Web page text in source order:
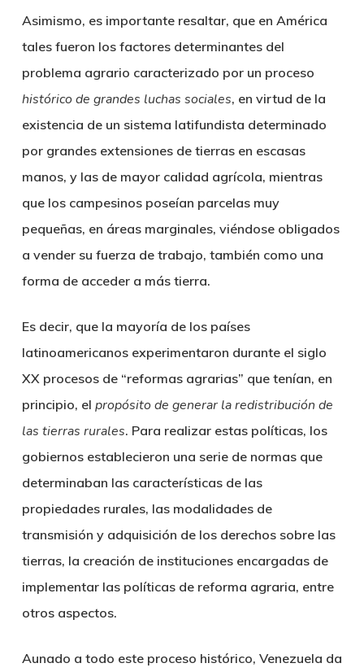
Asimismo, es importante resaltar, que en América
tales fueron los factores determinantes del
problema agrario caracterizado por un proceso
histórico de grandes luchas sociales, en virtud de la
existencia de un sistema latifundista determinado
por grandes extensiones de tierras en escasas
manos, y las de mayor calidad agrícola, mientras
que los campesinos poseían parcelas muy
pequeñas, en áreas marginales, viéndose obligados
a vender su fuerza de trabajo, también como una
forma de acceder a más tierra.
Es decir, que la mayoría de los países
latinoamericanos experimentaron durante el siglo
XX procesos de “reformas agrarias” que tenían, en
principio, el propósito de generar la redistribución de
las tierras rurales. Para realizar estas políticas, los
gobiernos establecieron una serie de normas que
determinaban las características de las
propiedades rurales, las modalidades de
transmisión y adquisición de los derechos sobre las
tierras, la creación de instituciones encargadas de
implementar las políticas de reforma agraria, entre
otros aspectos.
Aunado a todo este proceso histórico, Venezuela da